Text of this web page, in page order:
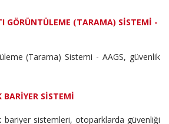
GÖRÜNTÜLEME (TARAMA) SİSTEMİ -
(Tarama) Sistemi - AAGS, güvenlik
BARİYER SİSTEMİ
sistemleri, otoparklarda güvenliği